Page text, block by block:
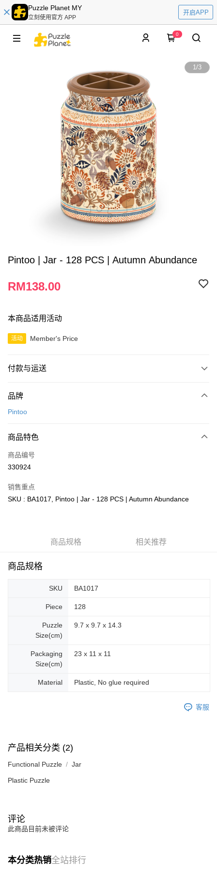
Puzzle Planet MY
立刻使用官方 APP
开启APP
0
1/3
Pintoo | Jar - 128 PCS | Autumn Abundance
RM138.00
本商品适用活动
活动 Member's Price
付款与运送
信用卡一次付清
相关说明
只有马来亚银行、联昌国际银行、大众银行、兴业银行、香港隆丰银行、伊
斯兰银行、AmBank、BSN Bank
Boost
GrabPay
Free Shipping (Min RM100.00) within West Malaysia!
免运费
品牌
Pintoo
商品特色
商品编号
330924
销售重点
SKU : BA1017, Pintoo | Jar - 128 PCS | Autumn Abundance
商品规格 相关推荐
商品规格
SKU BA1017
Piece 128
Puzzle
Size(cm)
9.7 x 9.7 x 14.3
Packaging
Size(cm)
23 x 11 x 11
Material Plastic, No glue required
客服
产品相关分类 (2)
Functional Puzzle Jar
Plastic Puzzle
评论
此商品目前未被评论
本分类热销全站排行